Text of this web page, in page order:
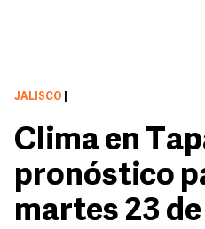
JALISCO
Clima en
pronóstico
martes 23